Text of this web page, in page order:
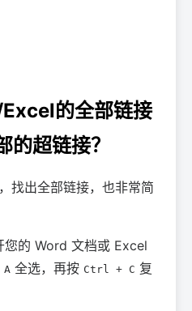
的全部链接
的超链接？
找出全部链接，也非常简
您的 Word 文档或 Excel
全选，再按 Ctrl + C 复